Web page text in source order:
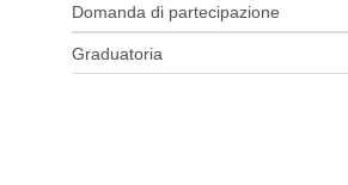
Domanda di partecipazione
Graduatoria